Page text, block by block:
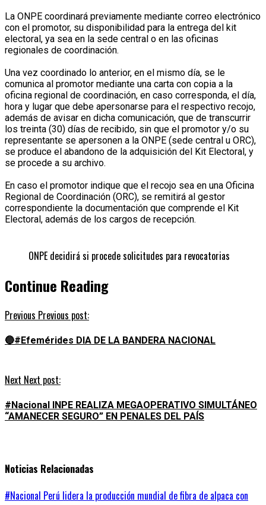
La ONPE coordinará previamente mediante correo electrónico
con el promotor, su disponibilidad para la entrega del kit
electoral, ya sea en la sede central o en las oficinas
regionales de coordinación.
Una vez coordinado lo anterior, en el mismo día, se le
comunica al promotor mediante una carta con copia a la
oficina regional de coordinación, en caso corresponda, el día,
hora y lugar que debe apersonarse para el respectivo recojo,
además de avisar en dicha comunicación, que de transcurrir
los treinta (30) días de recibido, sin que el promotor y/o su
representante se apersonen a la ONPE (sede central u ORC),
se produce el abandono de la adquisición del Kit Electoral, y
se procede a su archivo.
En caso el promotor indique que el recojo sea en una Oficina
Regional de Coordinación (ORC), se remitirá al gestor
correspondiente la documentación que comprende el Kit
Electoral, además de los cargos de recepción.
ONPE decidirá si procede solicitudes para revocatorias
Continue Reading
Previous Previous post:
🔵#Efemérides DIA DE LA BANDERA NACIONAL
Next Next post:
#Nacional INPE REALIZA MEGAOPERATIVO SIMULTÁNEO
“AMANECER SEGURO” EN PENALES DEL PAÍS
Noticias Relacionadas
#Nacional Perú lidera la producción mundial de fibra de alpaca con